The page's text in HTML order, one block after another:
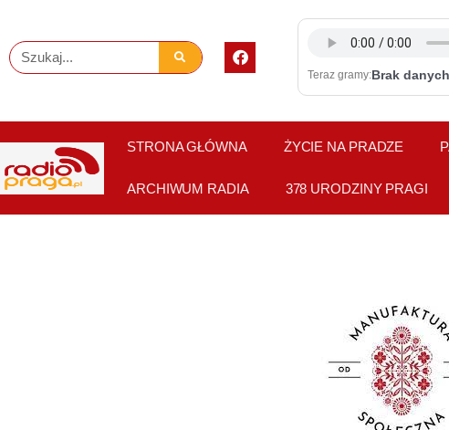
content
Szukaj
F
a
c
o
o
k
Teraz gramy:Brak danych
STRONA GŁÓWNA ŻYCIE NA PRADZE
ARCHIWUM RADIA 378 URODZINY PRAGI